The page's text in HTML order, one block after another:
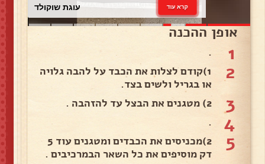
עוגת שוקולד קרא עוד
אופן ההכנה
1
.
2
1)קודם לצלות את הכבד על להבה גלויה
או בגריל ולשים בצד.
3 2) מטגנים את הבצל עד להזהבה .
4
.
5
2)מכניסים את הכבדים ומטגנים עוד 5
דק מוסיפים את כל השאר הבמרכיבים .